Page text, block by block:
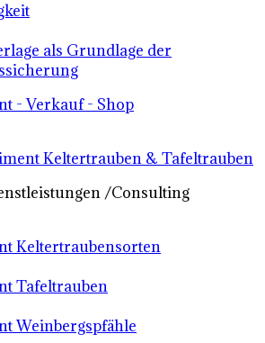
als Grundlage der
- Verkauf - Shop
Keltertrauben & Tafeltrauben
/Consulting
Keltertraubensorten
Tafeltrauben
Weinbergspfähle